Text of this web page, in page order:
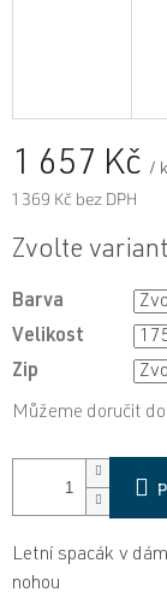
1 657 Kč /
1 369 Kč bez DPH
Měrná
Zvolte
Barva
Velikost
Zip
Můžeme doručit
Letní spacák v
nohou